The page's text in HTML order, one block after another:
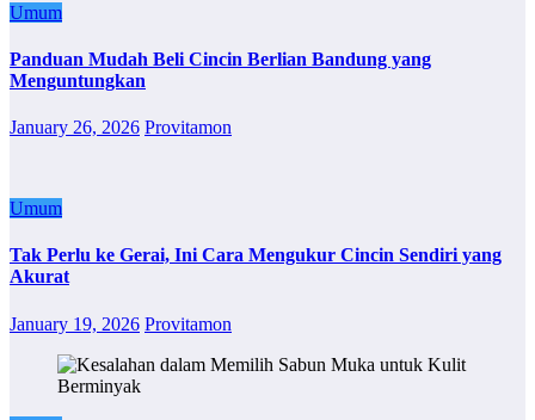
Umum
Panduan Mudah Beli Cincin Berlian Bandung yang
Menguntungkan
January 26, 2026 Provitamon
Umum
Tak Perlu ke Gerai, Ini Cara Mengukur Cincin Sendiri yang
Akurat
January 19, 2026 Provitamon